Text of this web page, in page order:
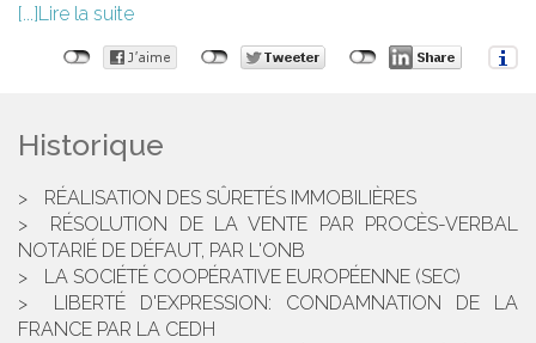
Lire la suite
Historique
RÉALISATION DES SÛRETÉS IMMOBILIÈRES
RÉSOLUTION DE LA VENTE PAR PROCÈS-VERBAL
NOTARIÉ DE DÉFAUT, PAR L'ONB
LA SOCIÉTÉ COOPÉRATIVE EUROPÉENNE (SEC)
LIBERTÉ D'EXPRESSION: CONDAMNATION DE LA
FRANCE PAR LA CEDH